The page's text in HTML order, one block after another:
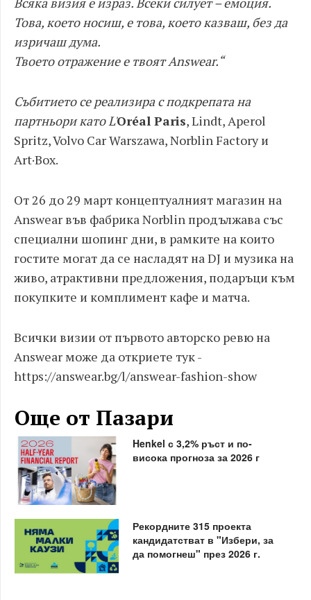
Това, което носиш, е това, което казваш, без да
изричаш дума.
Твоето отражение е твоят Answear.“
Събитието се реализира с подкрепата на
партньори като L'Oréal Paris, Lindt, Aperol
Spritz, Volvo Car Warszawa, Norblin Factory и
Art·Box.
От 26 до 29 март концептуалният магазин на
Answear във фабрика Norblin продължава със
специални шопинг дни, в рамките на които
гостите могат да се насладят на DJ и музика на
живо, атрактивни предложения, подаръци към
покупките и комплимент кафе и матча.
Всички визии от първото авторско ревю на
Answear може да откриете тук -
https://answear.bg/l/answear-fashion-show
Още от Пазари
Henkel с 3,2% ръст и по-
висока прогноза за 2026 г
Рекордните 315 проекта
кандидатстват в "Избери, за
да помогнеш" през 2026 г.